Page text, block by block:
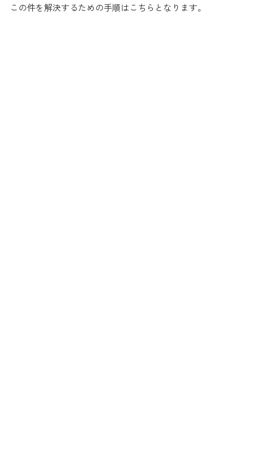
この件を解決するための手順はこちらとなります。